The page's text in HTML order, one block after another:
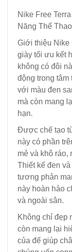
Nike Free
Năng Thể
Giới thiệu Nike
giày tối ưu kết
không có đôi
động trong tâm
với màu đen
mà còn mang
hạn.
Được chế tạo
này có phần
mẻ và khô ráo,
Thiết kế đen
tương phản
này hoàn hảo
và ngoài sân.
Không chỉ đẹp
còn mang lại
của đế giúp